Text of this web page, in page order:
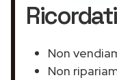
Non
Non